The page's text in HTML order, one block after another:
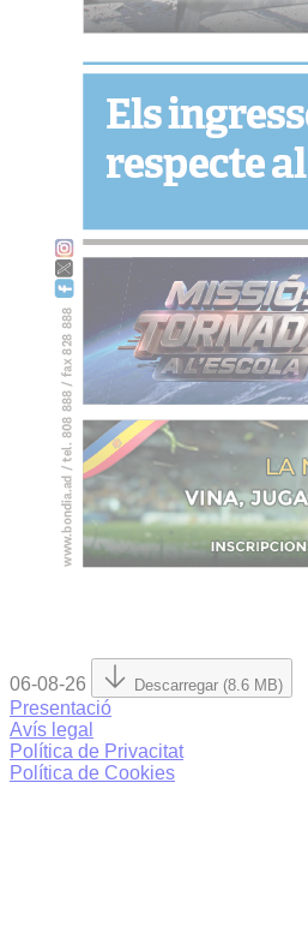
06-08-26 Descarregar (8.6 MB)
Presentació
Avís legal
Política de Privacitat
Política de Cookies